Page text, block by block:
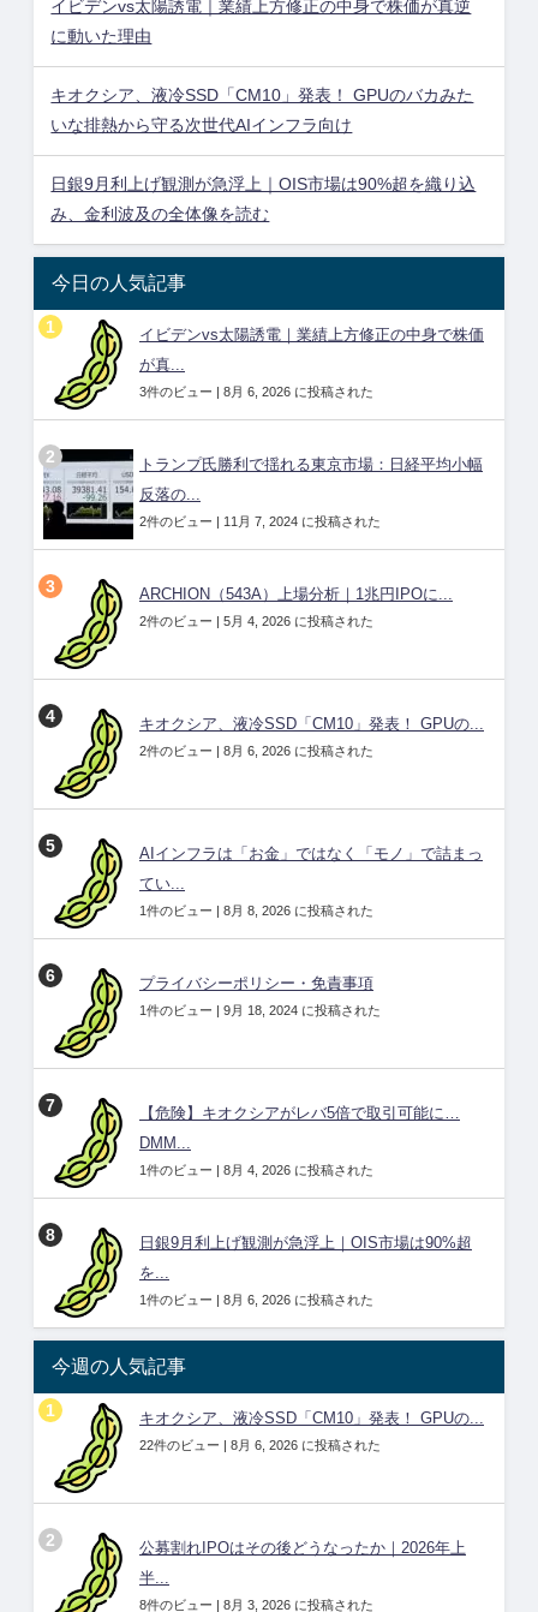
イビデンvs太陽誘電｜業績上方修正の中身で株価が真逆
に動いた理由
キオクシア、液冷SSD「CM10」発表！ GPUのバカみた
いな排熱から守る次世代AIインフラ向け
日銀9月利上げ観測が急浮上｜OIS市場は90%超を織り込
み、金利波及の全体像を読む
今日の人気記事
イビデンvs太陽誘電｜業績上方修正の中身で株価
が真...
3件のビュー | 8月 6, 2026 に投稿された
トランプ氏勝利で揺れる東京市場：日経平均小幅
反落の...
2件のビュー | 11月 7, 2024 に投稿された
ARCHION（543A）上場分析｜1兆円IPOに...
2件のビュー | 5月 4, 2026 に投稿された
キオクシア、液冷SSD「CM10」発表！ GPUの...
2件のビュー | 8月 6, 2026 に投稿された
AIインフラは「お金」ではなく「モノ」で詰まっ
てい...
1件のビュー | 8月 8, 2026 に投稿された
プライバシーポリシー・免責事項
1件のビュー | 9月 18, 2024 に投稿された
【危険】キオクシアがレバ5倍で取引可能に…
DMM...
1件のビュー | 8月 4, 2026 に投稿された
日銀9月利上げ観測が急浮上｜OIS市場は90%超
を...
1件のビュー | 8月 6, 2026 に投稿された
今週の人気記事
キオクシア、液冷SSD「CM10」発表！ GPUの...
22件のビュー | 8月 6, 2026 に投稿された
公募割れIPOはその後どうなったか｜2026年上
半...
8件のビュー | 8月 3, 2026 に投稿された